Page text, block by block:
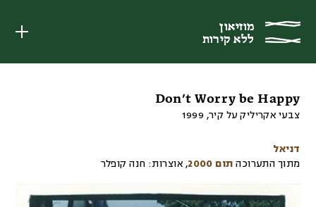
מוזיאון
ללא קירות
מוזיאון
ללא קירות
Don’t Worry be Happy
צבעי אקריליק על קיר,
1999
דניאל
מתוך התערוכה תום 2000 , אוצרות: חנה קופלר